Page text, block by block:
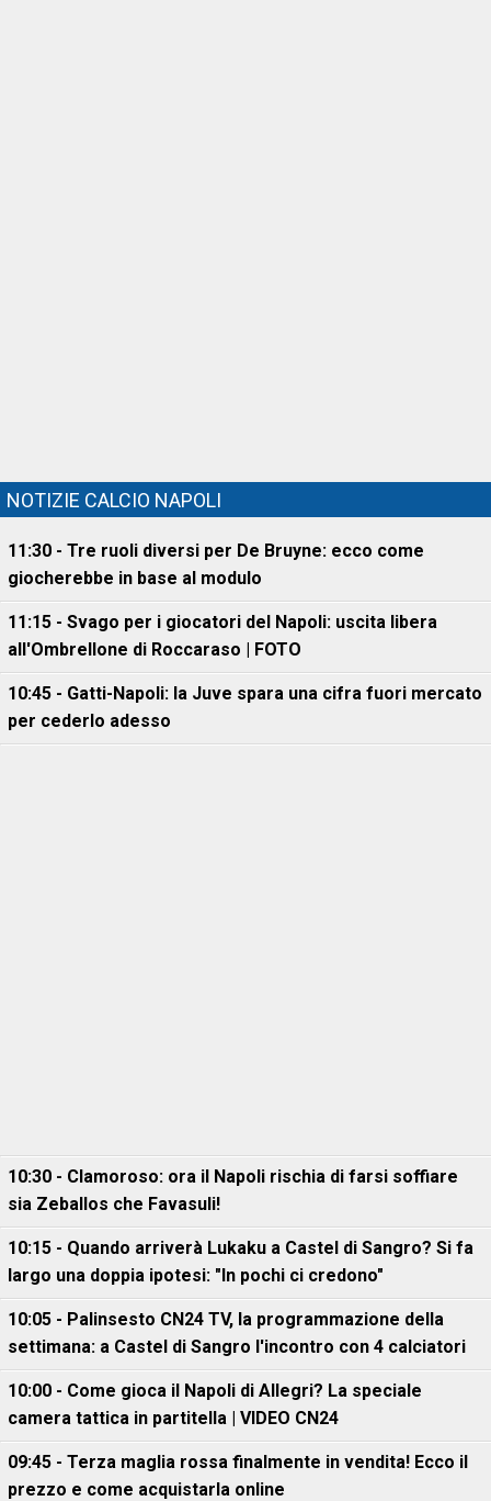
NOTIZIE CALCIO NAPOLI
11:30 - Tre ruoli diversi per De Bruyne: ecco come
giocherebbe in base al modulo
11:15 - Svago per i giocatori del Napoli: uscita libera
all'Ombrellone di Roccaraso | FOTO
10:45 - Gatti-Napoli: la Juve spara una cifra fuori mercato
per cederlo adesso
10:30 - Clamoroso: ora il Napoli rischia di farsi soffiare
sia Zeballos che Favasuli!
10:15 - Quando arriverà Lukaku a Castel di Sangro? Si fa
largo una doppia ipotesi: "In pochi ci credono"
10:05 - Palinsesto CN24 TV, la programmazione della
settimana: a Castel di Sangro l'incontro con 4 calciatori
10:00 - Come gioca il Napoli di Allegri? La speciale
camera tattica in partitella | VIDEO CN24
09:45 - Terza maglia rossa finalmente in vendita! Ecco il
prezzo e come acquistarla online